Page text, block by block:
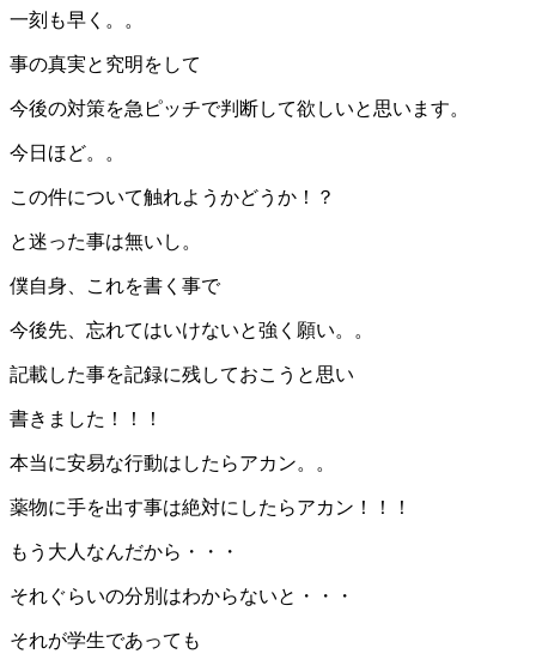
一刻も早く。。
事の真実と究明をして
今後の対策を急ピッチで判断して欲しいと思います。
今日ほど。。
この件について触れようかどうか！？
と迷った事は無いし。
僕自身、これを書く事で
今後先、忘れてはいけないと強く願い。。
記載した事を記録に残しておこうと思い
書きました！！！
本当に安易な行動はしたらアカン。。
薬物に手を出す事は絶対にしたらアカン！！！
もう大人なんだから・・・
それぐらいの分別はわからないと・・・
それが学生であっても